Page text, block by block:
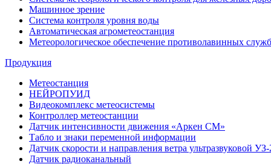
Машинное зрение
Система контроля уровня воды
Автоматическая агрометеостанция
Метеорологическое обеспечение противолавинных служб
Продукция
Метеостанция
НЕЙРОПУИД
Видеокомплекс метеосистемы
Контроллер метеостанции
Датчик интенсивности движения «Аркен СМ»
Табло и знаки переменной информации
Датчик скорости и направления ветра ультразвуковой
Датчик радиоканальный